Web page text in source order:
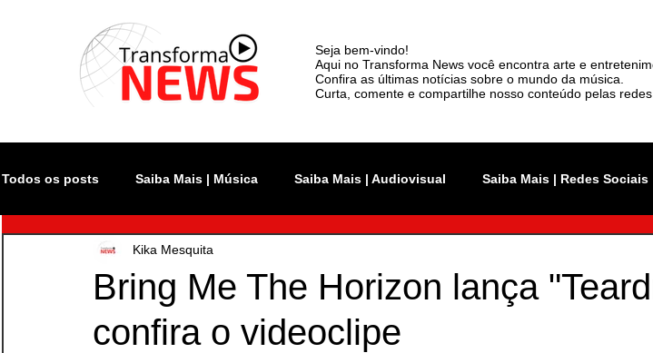
Seja bem-vindo!
Aqui no Transforma News você encontra arte e
Confira as últimas notícias sobre o mundo da música.
Curta, comente e compartilhe nosso conteúdo pelas redes
Todos os posts Saiba Mais | Música Saiba Mais | Audiovisual Saiba Mais | Redes Sociais
Atualidade Rock In Rio
Monsters of Rock SP The Town Lollapalooza Brasil
Bring Me The Horizon lança
confira o videoclipe
Kika Mesquita